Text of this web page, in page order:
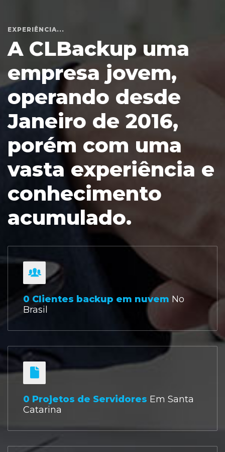
EXPERIÊNCIA...
A CLBackup uma
empresa jovem,
operando desde
Janeiro de 2016,
porém com uma
vasta experiência e
conhecimento
acumulado.
0 Clientes backup em nuvem No
Brasil
0 Projetos de Servidores Em Santa
Catarina